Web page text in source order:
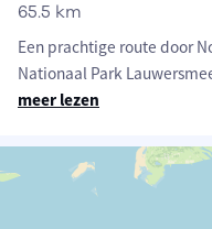
65.5 km
Een prachtige route door
Nationaal Park
meer lezen